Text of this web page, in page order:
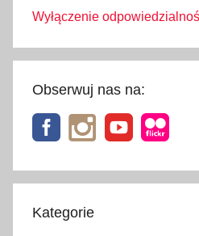
Wyłączenie
Obserwuj nas na:
Kategorie